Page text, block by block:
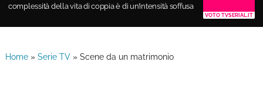
complessità della vita di coppia è di un’intensità soffusa
VOTO TVSERIAL.IT
Home» Serie TV» Scene da un matrimonio